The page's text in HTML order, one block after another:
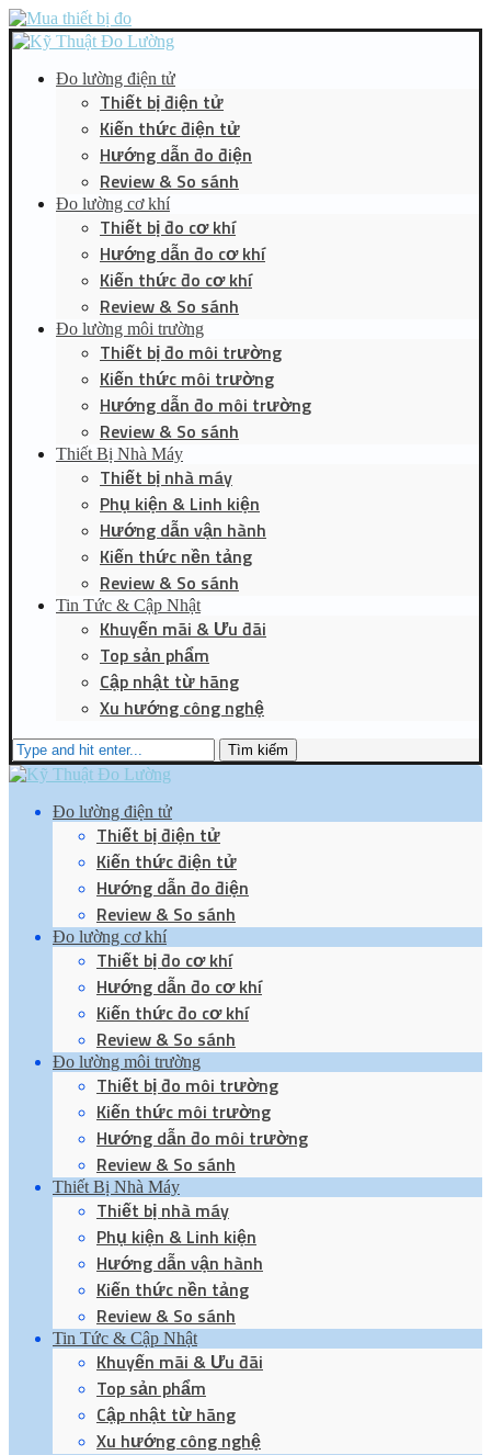
Đo lường điện tử
Thiết bị điện tử
Kiến thức điện tử
Hướng dẫn đo điện
Review & So sánh
Đo lường cơ khí
Thiết bị đo cơ khí
Hướng dẫn đo cơ khí
Kiến thức đo cơ khí
Review & So sánh
Đo lường môi trường
Thiết bị đo môi trường
Kiến thức môi trường
Hướng dẫn đo môi trường
Review & So sánh
Thiết Bị Nhà Máy
Thiết bị nhà máy
Phụ kiện & Linh kiện
Hướng dẫn vận hành
Kiến thức nền tảng
Review & So sánh
Tin Tức & Cập Nhật
Khuyến mãi & Ưu đãi
Top sản phẩm
Cập nhật từ hãng
Xu hướng công nghệ
Tìm kiếm
Đo lường điện tử
Thiết bị điện tử
Kiến thức điện tử
Hướng dẫn đo điện
Review & So sánh
Đo lường cơ khí
Thiết bị đo cơ khí
Hướng dẫn đo cơ khí
Kiến thức đo cơ khí
Review & So sánh
Đo lường môi trường
Thiết bị đo môi trường
Kiến thức môi trường
Hướng dẫn đo môi trường
Review & So sánh
Thiết Bị Nhà Máy
Thiết bị nhà máy
Phụ kiện & Linh kiện
Hướng dẫn vận hành
Kiến thức nền tảng
Review & So sánh
Tin Tức & Cập Nhật
Khuyến mãi & Ưu đãi
Top sản phẩm
Cập nhật từ hãng
Xu hướng công nghệ